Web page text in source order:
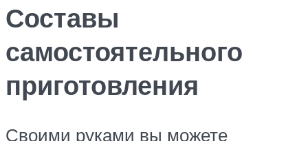
Составы
самостоятельного
приготовления
Своими руками вы можете